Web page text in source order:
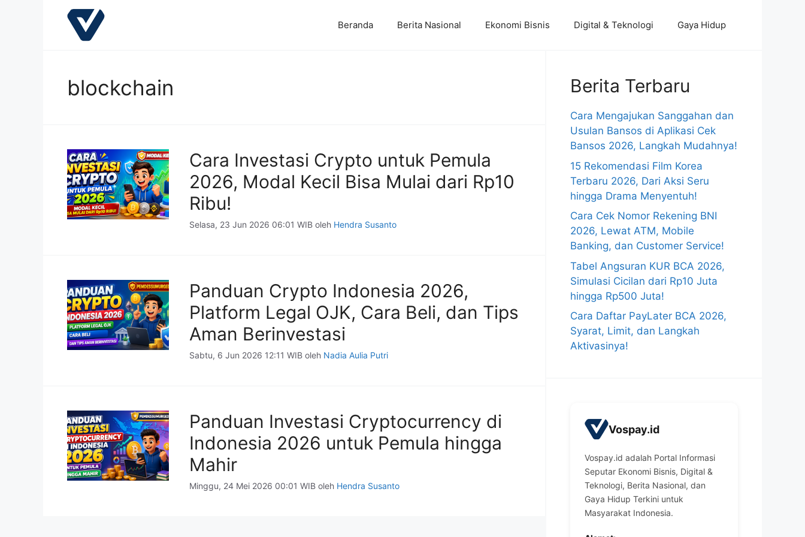
Beranda Berita Nasional Ekonomi Bisnis Digital & Teknologi Gaya Hidup
blockchain
Cara Investasi Crypto untuk Pemula
2026, Modal Kecil Bisa Mulai dari Rp10
Ribu!
Selasa, 23 Jun 2026 06:01 WIB oleh Hendra Susanto
Panduan Crypto Indonesia 2026,
Platform Legal OJK, Cara Beli, dan Tips
Aman Berinvestasi
Sabtu, 6 Jun 2026 12:11 WIB oleh Nadia Aulia Putri
Panduan Investasi Cryptocurrency di
Indonesia 2026 untuk Pemula hingga
Mahir
Minggu, 24 Mei 2026 00:01 WIB oleh Hendra Susanto
Berita Terbaru
Cara Mengajukan Sanggahan dan
Usulan Bansos di Aplikasi Cek
Bansos 2026, Langkah Mudahnya!
15 Rekomendasi Film Korea
Terbaru 2026, Dari Aksi Seru
hingga Drama Menyentuh!
Cara Cek Nomor Rekening BNI
2026, Lewat ATM, Mobile
Banking, dan Customer Service!
Tabel Angsuran KUR BCA 2026,
Simulasi Cicilan dari Rp10 Juta
hingga Rp500 Juta!
Cara Daftar PayLater BCA 2026,
Syarat, Limit, dan Langkah
Aktivasinya!
Vospay.id
Vospay.id adalah Portal Informasi
Seputar Ekonomi Bisnis, Digital &
Teknologi, Berita Nasional, dan
Gaya Hidup Terkini untuk
Masyarakat Indonesia.